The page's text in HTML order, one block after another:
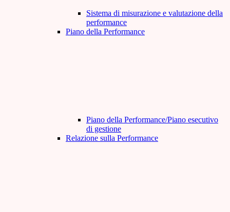
Sistema di misurazione e valutazione della
performance
Piano della Performance
Piano della Performance/Piano esecutivo
di gestione
Relazione sulla Performance